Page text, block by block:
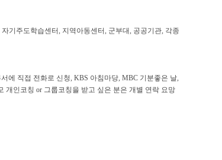
자기주도학습센터, 지역아동센터, 군부대, 공공기관, 각종
에 직접 전화로 신청, KBS 아침마당, MBC 기분좋은 날,
개인코칭 or 그룹코칭을 받고 싶은 분은 개별 연락 요망